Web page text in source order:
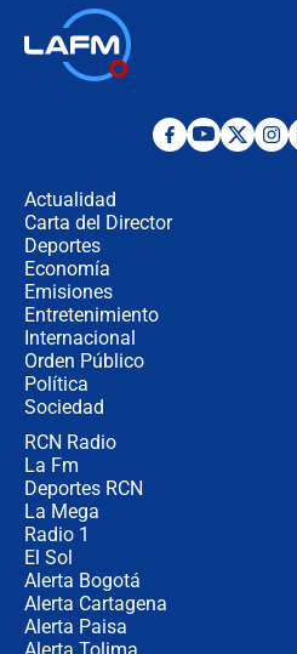
Desde
Actualidad
Carta del Director
Deportes
Economía
Emisiones
Entretenimiento
Internacional
Orden Público
Política
Sociedad
RCN Radio
La Fm
Deportes RCN
La Mega
Radio 1
El Sol
Alerta Bogotá
Alerta Cartagena
Alerta Paisa